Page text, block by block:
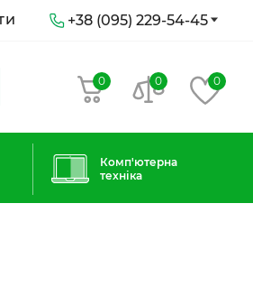
+38 (095) 229-54-45
0 0
0
Комп'ютерна
техніка